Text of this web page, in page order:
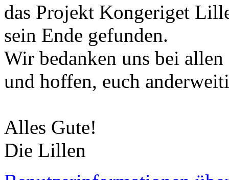
das Projekt Kongeriget
sein Ende gefunden.
Wir bedanken uns bei
und hoffen, euch
Alles Gute!
Die Lillen